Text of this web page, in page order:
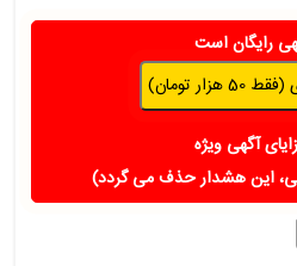
رایگان است
تومان)
آگهی ویژه
این هشدار حذف می گردد)